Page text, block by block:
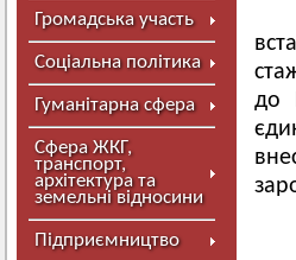
Громадська участь
Соціальна політика
Гуманітарна сфера
Сфера ЖКГ,
транспорт,
архітектура та
земельні відносини
Підприємництво
до